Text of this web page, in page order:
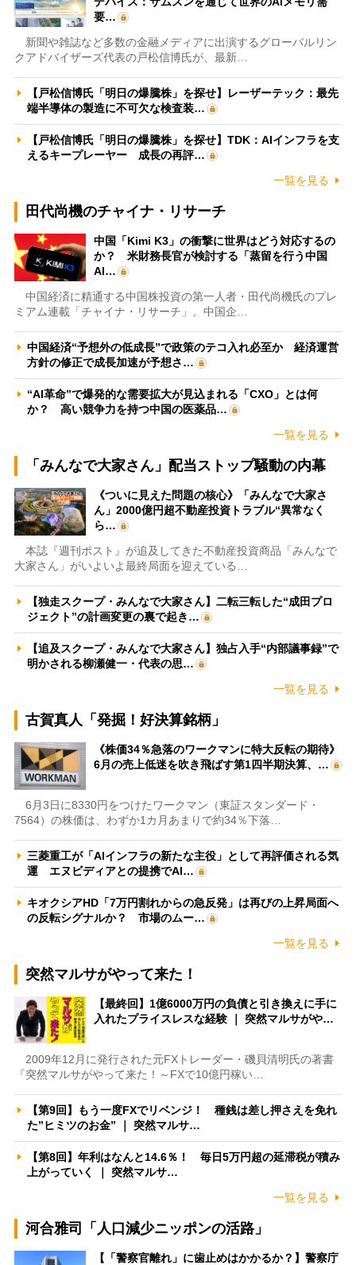
要…
新聞や雑誌など多数の金融メディアに出演するグローバルリン
クアドバイザーズ代表の戸松信博氏が、最新…
【戸松信博氏「明日の爆騰株」を探せ】レーザーテック：最先
端半導体の製造に不可欠な検査装…
【戸松信博氏「明日の爆騰株」を探せ】TDK：AIインフラを支
えるキープレーヤー 成長の再評…
一覧を見る
田代尚機のチャイナ・リサーチ
中国「Kimi K3」の衝撃に世界はどう対応するの
か？ 米財務長官が検討する「蒸留を行う中国
AI…
中国経済に精通する中国株投資の第一人者・田代尚機氏のプレ
ミアム連載「チャイナ・リサーチ」。中国企…
中国経済“予想外の低成長”で政策のテコ入れ必至か 経済運営
方針の修正で成長加速が予想さ…
“AI革命”で爆発的な需要拡大が見込まれる「CXO」とは何
か？ 高い競争力を持つ中国の医薬品…
一覧を見る
「みんなで大家さん」配当ストップ騒動の内幕
《ついに見えた問題の核心》「みんなで大家さ
ん」2000億円超不動産投資トラブル“異常なく
ら…
本誌『週刊ポスト』が追及してきた不動産投資商品「みんなで
大家さん」がいよいよ最終局面を迎えている…
【独走スクープ・みんなで大家さん】二転三転した“成田プロ
ジェクト”の計画変更の裏で起き…
【追及スクープ・みんなで大家さん】独占入手“内部議事録”で
明かされる柳瀬健一・代表の思…
一覧を見る
古賀真人「発掘！好決算銘柄」
《株価34％急落のワークマンに特大反転の期待》
6月の売上低迷を吹き飛ばす第1四半期決算、…
6月3日に8330円をつけたワークマン（東証スタンダード・
7564）の株価は、わずか1カ月あまりで約34％下落…
三菱重工が「AIインフラの新たな主役」として再評価される気
運 エヌビディアとの提携でAI…
キオクシアHD「7万円割れからの急反発」は再びの上昇局面へ
の反転シグナルか？ 市場のムー…
一覧を見る
突然マルサがやって来た！
【最終回】1億6000万円の負債と引き換えに手に
入れたプライスレスな経験 ｜ 突然マルサがや…
2009年12月に発行された元FXトレーダー・磯貝清明氏の著書
『突然マルサがやって来た！～FXで10億円稼い…
【第9回】もう一度FXでリベンジ！ 種銭は差し押さえを免れ
た”ヒミツのお金” ｜ 突然マルサ…
【第8回】年利はなんと14.6％！ 毎日5万円超の延滞税が積み
上がっていく ｜ 突然マルサ…
一覧を見る
河合雅司「人口減少ニッポンの活路」
【「警察官離れ」に歯止めはかかるか？】警察庁